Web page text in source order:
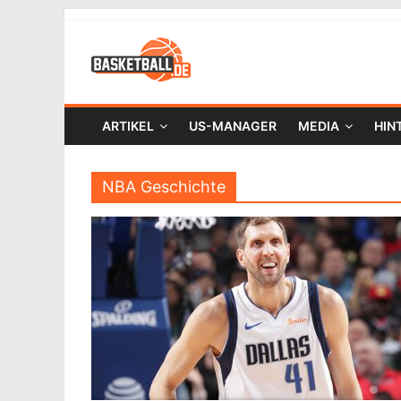
ARTIKEL US-MANAGER MEDIA
NBA Geschichte